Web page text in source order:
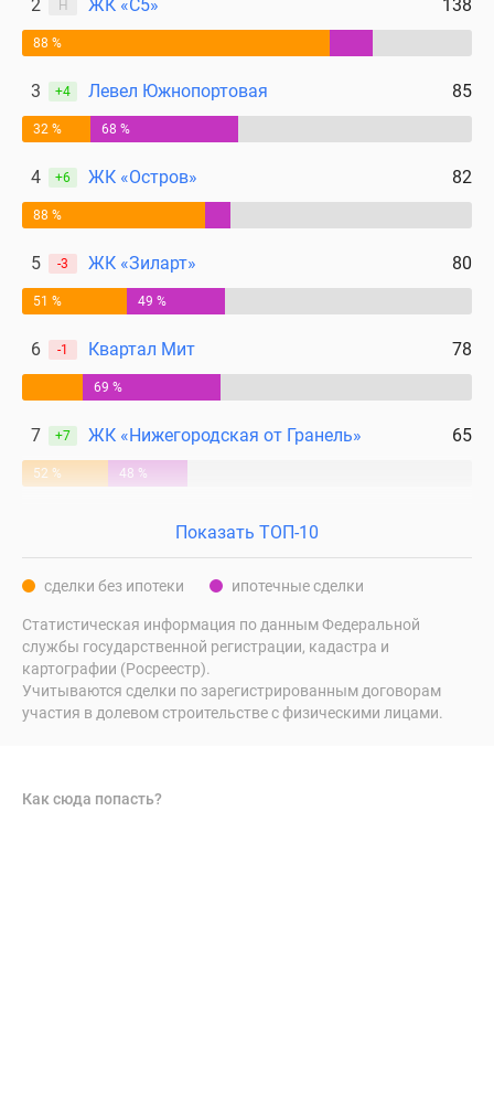
2 Н ЖК «С5» 138
88 %
3 +4 Левел Южнопортовая 85
32 % 68 %
4 +6 ЖК «Остров» 82
88 %
5 -3 ЖК «Зиларт» 80
51 % 49 %
6 -1 Квартал Мит 78
69 %
7 +7 ЖК «Нижегородская от Гранель» 65
52 % 48 %
Показать ТОП-10
сделки без ипотеки ипотечные сделки
Статистическая информация по данным Федеральной
службы государственной регистрации, кадастра и
картографии (Росреестр).
Учитываются сделки по зарегистрированным договорам
участия в долевом строительстве с физическими лицами.
Как сюда попасть?